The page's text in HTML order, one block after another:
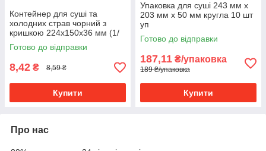
Контейнер для суші та
холодних страв чорний з
кришкою 224х150х36 мм (1/
уп/50/шт)
Готово до відправки
8,42 ₴ 8,59 ₴
Купити
Упаковка для суші 243 мм х
203 мм х 50 мм кругла 10 шт
уп
Готово до відправки
187,11 ₴/упаковка
189 ₴/упаковка
Купити
Про нас